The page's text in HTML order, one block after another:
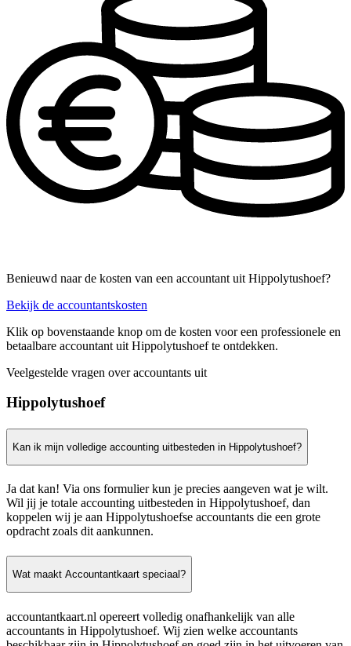
Benieuwd naar de kosten van een accountant uit Hippolytushoef?
Bekijk de accountantskosten
Klik op bovenstaande knop om de kosten voor een professionele en
betaalbare accountant uit Hippolytushoef te ontdekken.
Veelgestelde vragen over accountants uit
Hippolytushoef
Kan ik mijn volledige accounting uitbesteden in Hippolytushoef?
Ja dat kan! Via ons formulier kun je precies aangeven wat je wilt.
Wil jij je totale accounting uitbesteden in Hippolytushoef, dan
koppelen wij je aan Hippolytushoefse accountants die een grote
opdracht zoals dit aankunnen.
Wat maakt Accountantkaart speciaal?
accountantkaart.nl opereert volledig onafhankelijk van alle
accountants in Hippolytushoef. Wij zien welke accountants